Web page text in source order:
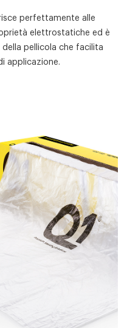
perfettamente alle
elettrostatiche ed è
pellicola che facilita
applicazione.